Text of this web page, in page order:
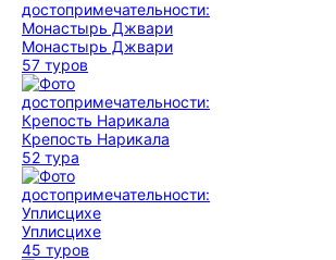
Монастырь Джвари
57 туров
Крепость Нарикала
52 тура
Уплисцихе
45 туров